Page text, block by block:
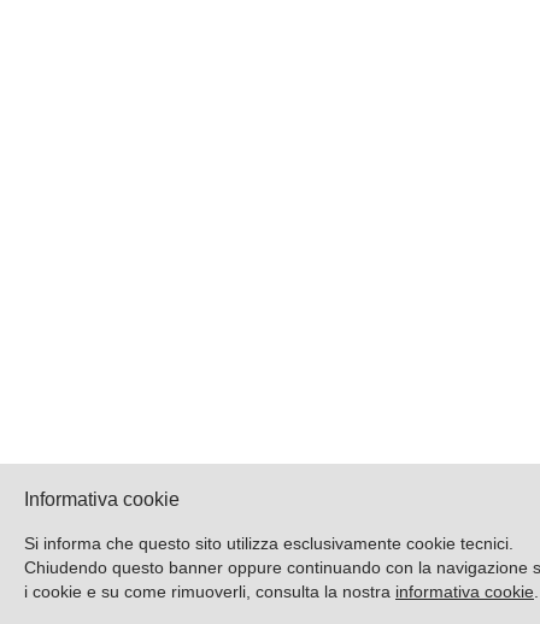
Informativa cookie
Si informa che questo sito utilizza esclusivamente cookie tecnici.
Chiudendo questo banner oppure continuando con la
i cookie e su come rimuoverli, consulta la nostra informativa cookie